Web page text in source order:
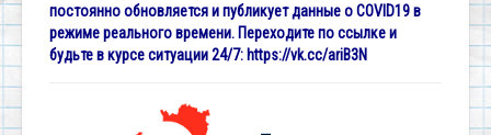
постоянно обновляется и публикует данные о COVID19 в
режиме реального времени. Переходите по ссылке и
будьте в курсе ситуации 24/7: https://vk.cc/ariB3N